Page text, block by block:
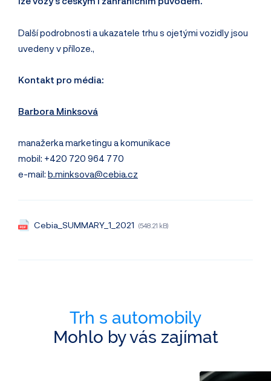
Další podrobnosti a ukazatele trhu s ojetými vozidly jsou
uvedeny v příloze.,
Kontakt pro média:
Barbora Minksová
manažerka marketingu a komunikace
mobil: +420 720 964 770
e-mail: b.minksova@cebia.cz
Cebia_SUMMARY_1_2021 (548.21 kB)
Trh s automobily
Mohlo by vás zajímat